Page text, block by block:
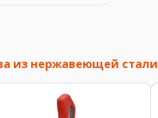
из нержавеющей стали